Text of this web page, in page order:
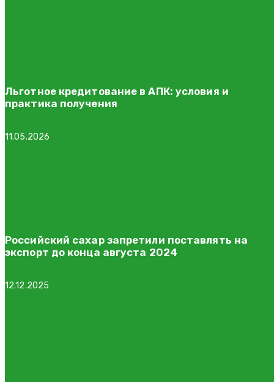
Льготное кредитование в АПК: условия и
практика получения
11.05.2026
Российский сахар запретили поставлять на
экспорт до конца августа 2024
12.12.2025